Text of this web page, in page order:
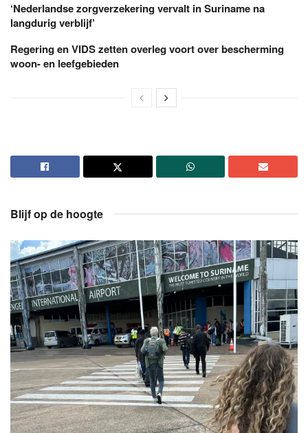
‘Nederlandse zorgverzekering vervalt in Suriname na
langdurig verblijf’
Regering en VIDS zetten overleg voort over bescherming
woon- en leefgebieden
Blijf op de hoogte